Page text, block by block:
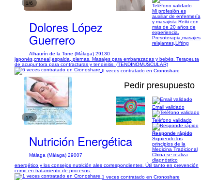
1/6
Dolores López
Guerrero
Alhaurín de la Torre (Málaga) 29130
Teléfono validado
Mi profesión es
auxiliar de enfermería
y masajista Reiki con
más de 20 años de
experiencia.
Presoterapia,masajes
relajantes,Lifting
japonés,craneal,espalda, piernas. Masajes para embarazadas y bebés. Terapeuta
de acupuntora para contracturas y tendinitis. (TENDINOMUSCULAR)
6 veces contratado en Cronoshare
1/5
Pedir presupuesto
Nutrición Energética
Málaga (Málaga) 29007
Email validado
Teléfono validado
Responde rápido
Siguiendo los
principios de la
Medicina Tradicional
China se realiza
diagnóstico
energético y los consejos nutrición ales correspondientes. Útil tanto en prevención
como en tratamiento de procesos.
1 veces contratado en Cronoshare